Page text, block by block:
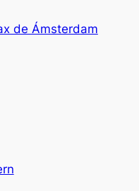
de Ámsterdam